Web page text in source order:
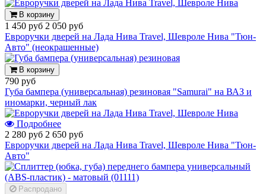
В корзину
1 450 руб 2 050 руб
Евроручки дверей на Лада Нива Travel, Шевроле Нива "Тюн-
Авто" (неокрашенные)
В корзину
790 руб
Губа бампера (универсальная) резиновая "Samurai" на ВАЗ и
иномарки, черный лак
Подробнее
2 280 руб 2 650 руб
Евроручки дверей на Лада Нива Travel, Шевроле Нива "Тюн-
Авто"
Распродано